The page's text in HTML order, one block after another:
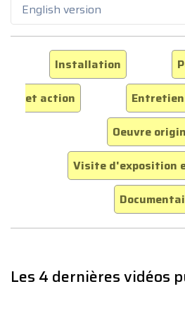
English version
Installation
et action
Oeuvre
Visite d'exposition
Les 4 dernières vidéos